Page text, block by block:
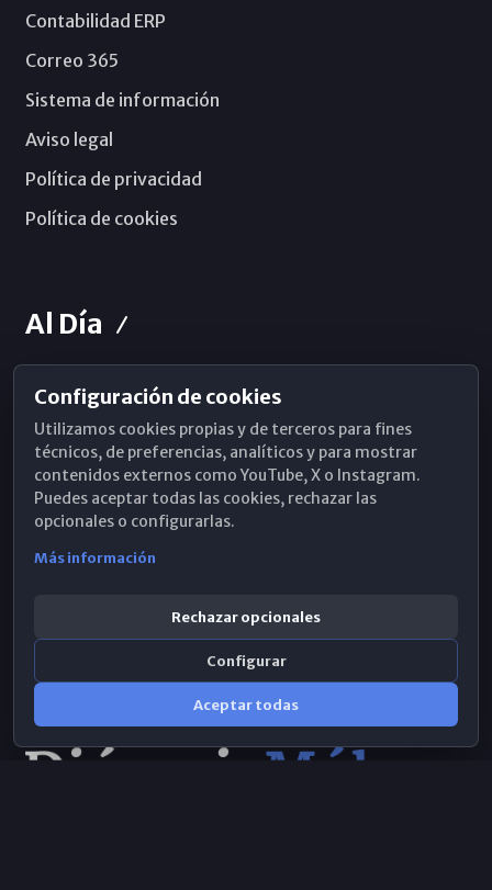
Contabilidad ERP
Correo 365
Sistema de información
Aviso legal
Política de privacidad
Política de cookies
Al Día
Horarios de Misa
Hemeroteca
WhatsApp
Configuración de cookies
Utilizamos cookies propias y de terceros para fines
técnicos, de preferencias, analíticos y para mostrar
contenidos externos como YouTube, X o Instagram.
Puedes aceptar todas las cookies, rechazar las
opcionales o configurarlas.
Más información
Rechazar opcionales
Configurar
Aceptar todas